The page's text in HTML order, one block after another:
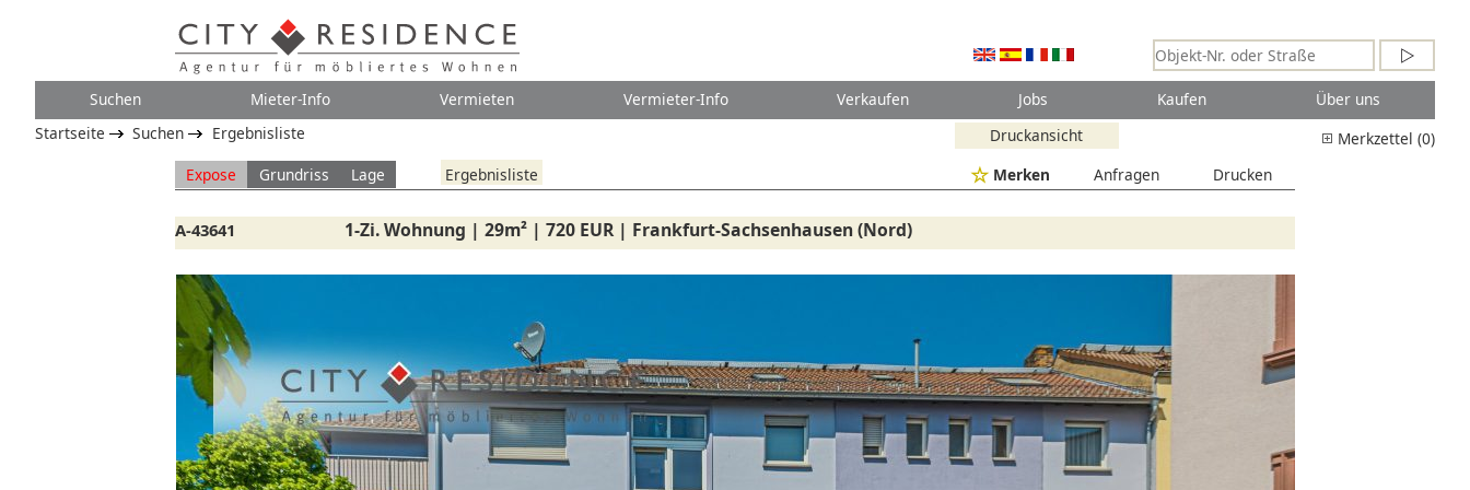
Suchen Mieter-Info Vermieten Vermieter-Info Verkaufen Jobs Kaufen
Über uns
Merkzettel (0)
Druckansicht
Startseite Suchen
Ergebnisliste
Expose
Grundriss Lage Ergebnisliste Drucken
Anfragen
Merken
A-43641 1-Zi. Wohnung | 29m² | 720 EUR | Frankfurt-Sachsenhausen (Nord)